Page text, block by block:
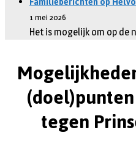
1 mei 2026
Het is mogelijk om op de
tegen